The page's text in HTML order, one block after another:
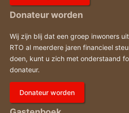
Donateur worden
Wij zijn blij dat een groep inwoners
RTO al meerdere jaren financieel
doen, kunt u zich met onderstaand
donateur.
Donateur worden